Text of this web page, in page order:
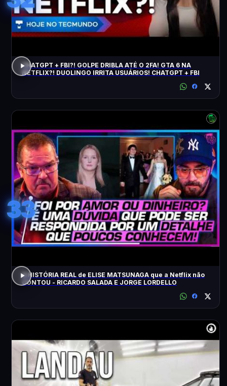
CHATGPT + FBI?! GOLPE DRIBLA ATÉ O 2FA! GTA 6 NA
NETFLIX?! DUOLINGO IRRITA USUÁRIOS! CHATGPT + FBI
33
A HISTÓRIA REAL de ELISE MATSUNAGA que a Netflix não
CONTOU - RICARDO SALADA E JORGE LORDELLO